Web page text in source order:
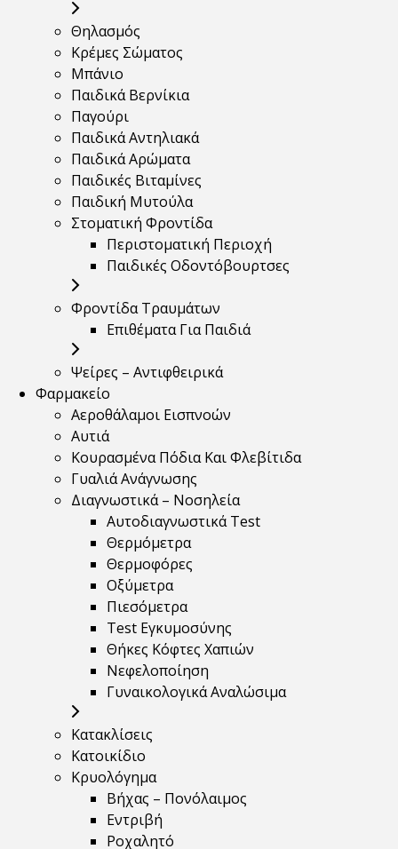
Θηλασμός
Κρέμες Σώματος
Μπάνιο
Παιδικά Βερνίκια
Παγούρι
Παιδικά Αντηλιακά
Παιδικά Αρώματα
Παιδικές Βιταμίνες
Παιδική Μυτούλα
Στοματική Φροντίδα
Περιστοματική Περιοχή
Παιδικές Οδοντόβουρτσες
Φροντίδα Τραυμάτων
Επιθέματα Για Παιδιά
Ψείρες – Αντιφθειρικά
Φαρμακείο
Αεροθάλαμοι Εισπνοών
Αυτιά
Κουρασμένα Πόδια Και Φλεβίτιδα
Γυαλιά Ανάγνωσης
Διαγνωστικά – Νοσηλεία
Αυτοδιαγνωστικά Test
Θερμόμετρα
Θερμοφόρες
Οξύμετρα
Πιεσόμετρα
Test Εγκυμοσύνης
Θήκες Κόφτες Χαπιών
Νεφελοποίηση
Γυναικολογικά Αναλώσιμα
Κατακλίσεις
Κατοικίδιο
Κρυολόγημα
Βήχας – Πονόλαιμος
Εντριβή
Ροχαλητό